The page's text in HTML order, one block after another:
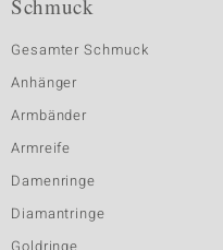
Schmuck
Gesamter Schmuck
Anhänger
Armbänder
Armreife
Damenringe
Diamantringe